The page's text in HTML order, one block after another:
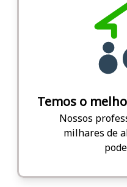
Temos o
Nossos
milhares de